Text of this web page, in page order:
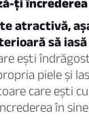
ți încrederea
atractivă,
să iasă
ești
piele și
care ești
în